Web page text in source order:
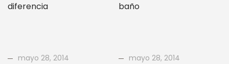
diferencia
baño
mayo 28, 2014 mayo 28, 2014